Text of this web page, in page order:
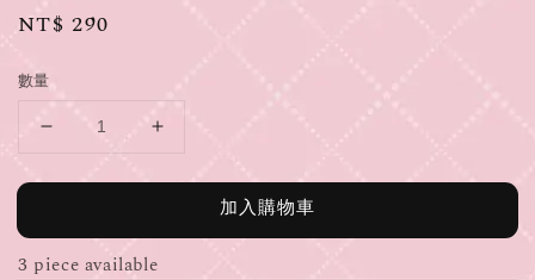
Regular
NT$ 290
數量
加入購物車
3 piece available